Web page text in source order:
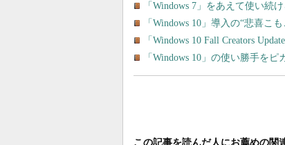
「Windows 7」をあえて使い続
「Windows 10」導入の“悲喜
「Windows 10 Fall Creators
「Windows 10」の使い勝手を